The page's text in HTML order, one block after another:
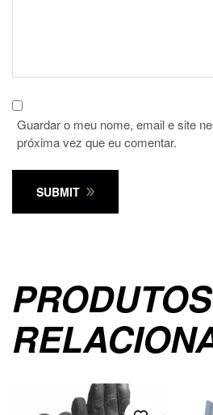
Guardar o meu nome, email e site
próxima vez que eu comentar.
SUBMIT
PRODUTOS